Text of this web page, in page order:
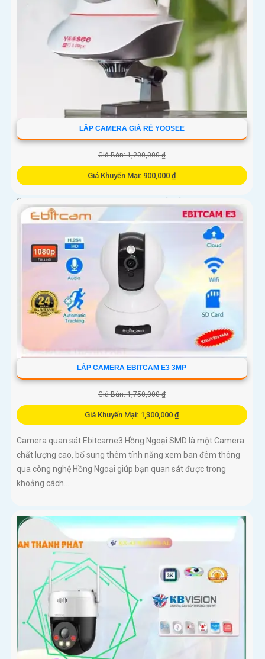
LẮP CAMERA GIÁ RẺ YOOSEE
Giá Bán: 1,200,000 ₫
Giá Khuyến Mại: 900,000 ₫
Camera Yoosee là Camera giám sát thiết kế dùng cho các
không gian rộng. Với khả năng xoay 360 độ, độ nét cao FULL
HD 1080P, camera Yoosee giúp quan sát mọi góc độ một cách
tốt nhất
LẮP CAMERA EBITCAM E3 3MP
Giá Bán: 1,750,000 ₫
Giá Khuyến Mại: 1,300,000 ₫
Camera quan sát Ebitcame3 Hồng Ngoại SMD là một Camera
chất lượng cao, bổ sung thêm tính năng xem ban đêm thông
qua công nghệ Hồng Ngoại giúp bạn quan sát được trong
khoảng cách...